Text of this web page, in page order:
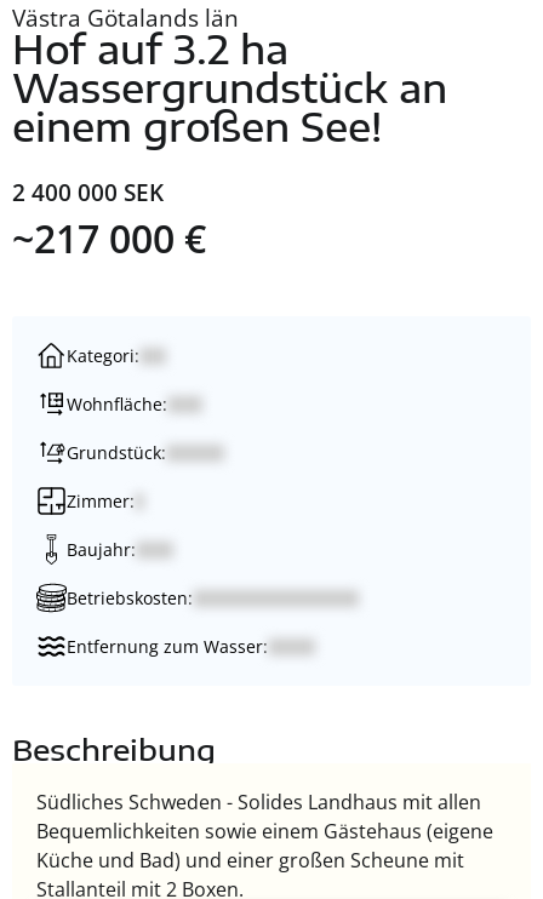
Västra Götalands län
Hof auf 3.2 ha
Wassergrundstück an
einem großen See!
2 400 000 SEK
~217 000 €
Kategori:
Wohnfläche:
Grundstück:
Zimmer:
Baujahr:
Betriebskosten:
Entfernung zum Wasser:
Beschreibung
Südliches Schweden - Solides Landhaus mit allen
Bequemlichkeiten sowie einem Gästehaus (eigene
Küche und Bad) und einer großen Scheune mit
Stallanteil mit 2 Boxen.